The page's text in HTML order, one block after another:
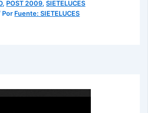
, POST 2009,SIETELUCES
Por Fuente: SIETELUCES